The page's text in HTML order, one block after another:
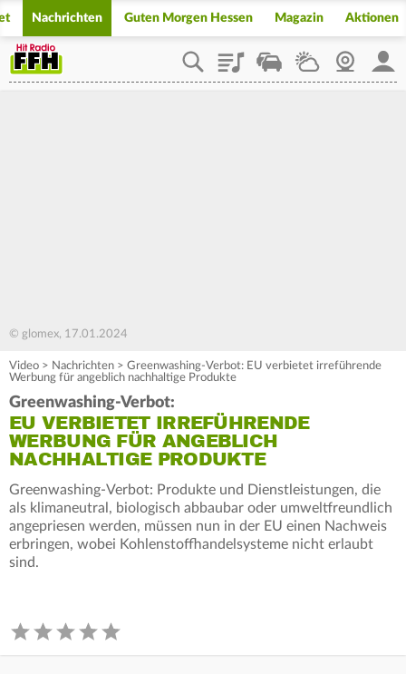
Nachrichten Guten Morgen Hessen Magazin Aktionen
PlaylistStaupilotWetterWebcam
© glomex, 17.01.2024
Video > Nachrichten > Greenwashing-Verbot: EU verbietet irreführende
Werbung für angeblich nachhaltige Produkte
Greenwashing-Verbot:
EU VERBIETET IRREFÜHRENDE
WERBUNG FÜR ANGEBLICH
NACHHALTIGE PRODUKTE
Greenwashing-Verbot: Produkte und Dienstleistungen, die
als klimaneutral, biologisch abbaubar oder umweltfreundlich
angepriesen werden, müssen nun in der EU einen Nachweis
erbringen, wobei Kohlenstoffhandelsysteme nicht erlaubt
sind.